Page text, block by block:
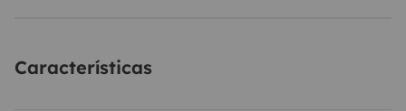
mesa da sala) + 1 cama single no sofá da sala
Características